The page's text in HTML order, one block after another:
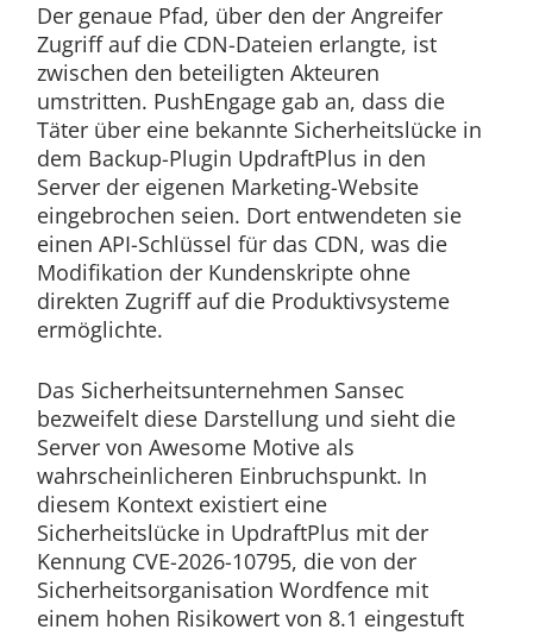
Der genaue Pfad, über den der Angreifer
Zugriff auf die CDN-Dateien erlangte, ist
zwischen den beteiligten Akteuren
umstritten. PushEngage gab an, dass die
Täter über eine bekannte Sicherheitslücke in
dem Backup-Plugin UpdraftPlus in den
Server der eigenen Marketing-Website
eingebrochen seien. Dort entwendeten sie
einen API-Schlüssel für das CDN, was die
Modifikation der Kundenskripte ohne
direkten Zugriff auf die Produktivsysteme
ermöglichte.
Das Sicherheitsunternehmen Sansec
bezweifelt diese Darstellung und sieht die
Server von Awesome Motive als
wahrscheinlicheren Einbruchspunkt. In
diesem Kontext existiert eine
Sicherheitslücke in UpdraftPlus mit der
Kennung CVE-2026-10795, die von der
Sicherheitsorganisation Wordfence mit
einem hohen Risikowert von 8.1 eingestuft